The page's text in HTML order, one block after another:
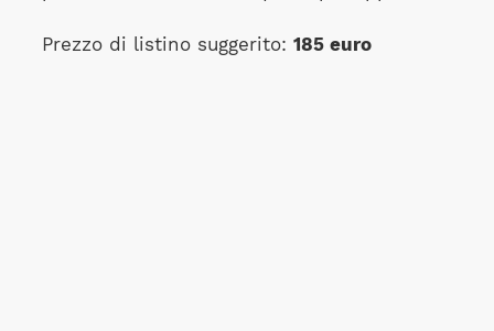
Prezzo di listino suggerito: 185 euro